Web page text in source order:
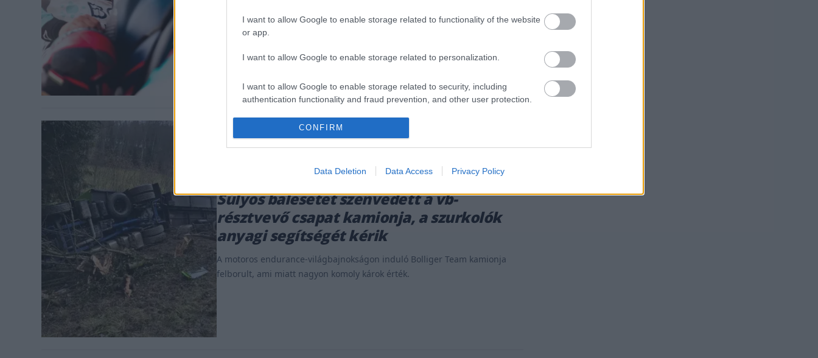
I want to allow Google to enable storage related to functionality of the website
or app.
I want to allow Google to enable storage related to personalization.
I want to allow Google to enable storage related to security, including
authentication functionality and fraud prevention, and other user protection.
CONFIRM
Data Deletion Data Access Privacy Policy
endurance-világbajnokság idei szezonjában.
Súlyos balesetet szenvedett a vb-
résztvevő csapat kamionja, a szurkolók
anyagi segítségét kérik
A motoros endurance-világbajnokságon induló Bolliger Team kamionja
felborult, ami miatt nagyon komoly károk érték.